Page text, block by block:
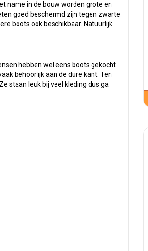
name in de bouw worden grote en
goed beschermd zijn tegen zwarte
boots ook beschikbaar. Natuurlijk
hebben wel eens boots gekocht
behoorlijk aan de dure kant. Ten
staan leuk bij veel kleding dus ga